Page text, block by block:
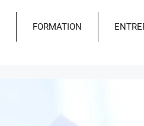
FORMATION